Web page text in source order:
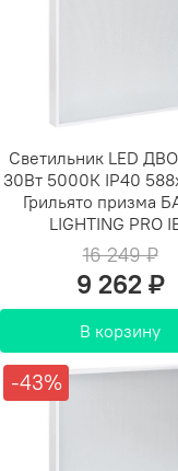
Светильник LED
30Вт 5000К IP40
Грильято призма
LIGHTING PRO
16 249 ₽
9 262 ₽
В корзину
-43%